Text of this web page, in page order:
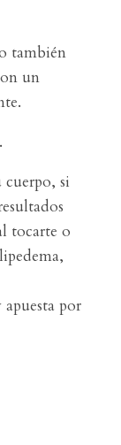
también
un
cuerpo, si
tocarte o
por